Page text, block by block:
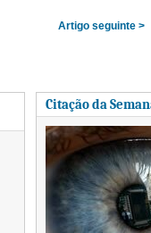
Artigo seguinte >
Citação da